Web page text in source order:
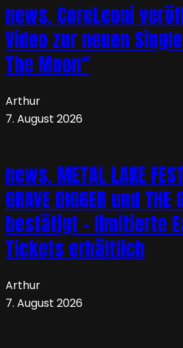
news. CoreLeoni
Video zur neuen
The Moon“
Arthur
7. August 2026
news. METAL LAKE
GRAVE DIGGER und
bestätigt – limitierte
Tickets erhältlich
Arthur
7. August 2026